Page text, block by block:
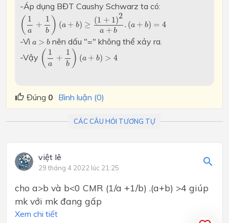
-Áp dụng BĐT Caushy Schwarz ta có:
( 1
a
+
1
b ) (a + b) ≥ (1 + 1)2
a + b
. (a + b) = 4
1 a+ 1b )(a +b) ≥ 1 +1)2a +b.( a+ b) = 4
-Vì a > b
a >b
nên dấu "=" không thể xảy ra.
-Vậy ( 1
a
+
1
b ) (a + b) > 4
1 a b) (a
Đúng 0 Bình luận (0)
CÁC CÂU HỎI TƯƠNG TỰ
việt lê
29 tháng 4 2022 lúc 21:25
cho a>b và b<0 CMR (1/a +1/b) .(a+b) >4 giúp
mk với mk đang gấp
Xem chi tiết